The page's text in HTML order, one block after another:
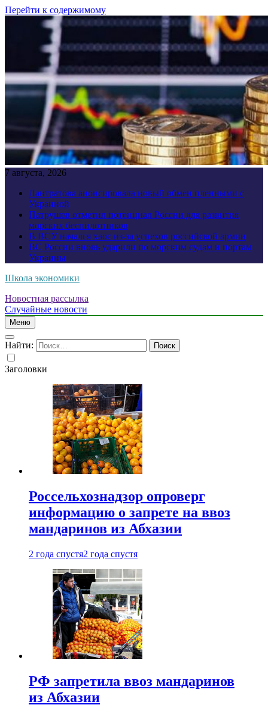
Перейти к содержимому
7 августа, 2026
Лантратова анонсировала новый обмен пленными с
Украиной
Патрушев отметил потенциал России для развития
морских беспилотников
В ВСУ начался хаос из-за успехов российской армии
ВС России вновь ударили по морским судам и портам
Украины
Школа экономики
Новостная рассылка
Случайные новости
Меню
Найти:
Заголовки
Россельхознадзор опроверг
информацию о запрете на ввоз
мандаринов из Абхазии
2 года спустя2 года спустя
РФ запретила ввоз мандаринов
из Абхазии